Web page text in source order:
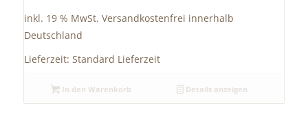
inkl. 19 % MwSt. Versandkostenfrei innerhalb
Deutschland
Lieferzeit: Standard Lieferzeit
In den Warenkorb Details anzeigen